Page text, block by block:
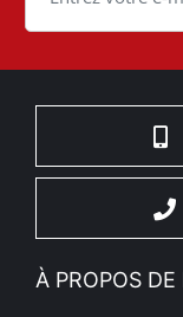
À PROPOS